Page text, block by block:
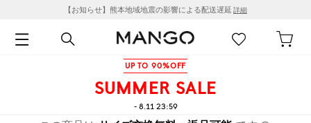
【お知らせ】熊本地域地震の影響による配送遅延 詳細
UP TO 90%OFF
SUMMER SALE
- 8.11 23:59